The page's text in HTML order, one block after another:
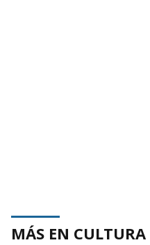
MÁS EN CULTURA